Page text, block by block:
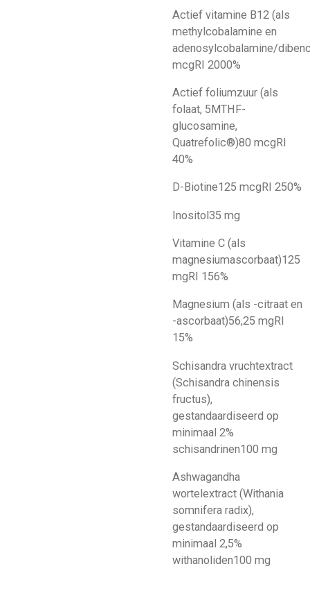
Actief vitamine B12 (als
methylcobalamine en
adenosylcobalamine/
mcgRI 2000%
Actief foliumzuur (als
folaat, 5MTHF-
glucosamine,
Quatrefolic®)80 mcgRI
40%
D-Biotine125 mcg RI 250%
Inositol35 mg
Vitamine C (als
magnesiumascorbaat)125
mgRI 156%
Magnesium (als -citraat en
-ascorbaat)56,25 mg RI
15%
Schisandra vruchtextract
(Schisandra chinensis
fructus),
gestandaardiseerd op
minimaal 2%
schisandrinen100 mg
Ashwagandha
wortelextract (Withania
somnifera radix),
gestandaardiseerd op
minimaal 2,5%
withanoliden100 mg